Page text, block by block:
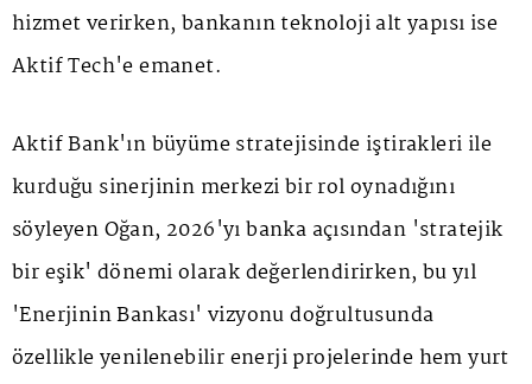
hizmet verirken, bankanın teknoloji alt yapısı ise
Aktif Tech'e emanet.
Aktif Bank'ın büyüme stratejisinde iştirakleri ile
kurduğu sinerjinin merkezi bir rol oynadığını
söyleyen Oğan, 2026'yı banka açısından 'stratejik
bir eşik' dönemi olarak değerlendirirken, bu yıl
'Enerjinin Bankası' vizyonu doğrultusunda
özellikle yenilenebilir enerji projelerinde hem yurt